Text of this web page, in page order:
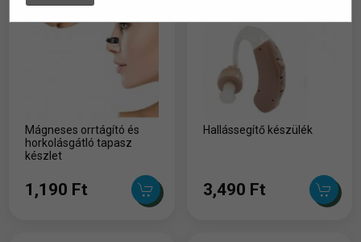
Mágneses orrtágító és
horkolásgátló tapasz
készlet
1,190 Ft
Hallássegítő készülék
3,490 Ft